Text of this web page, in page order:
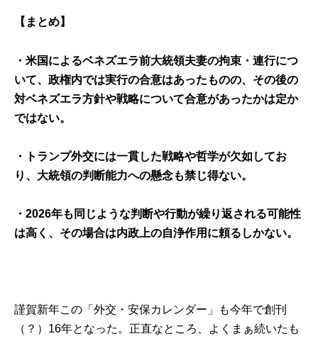
【まとめ】
・米国によるベネズエラ前大統領夫妻の拘束・連行につ
いて、政権内では実行の合意はあったものの、その後の
対ベネズエラ方針や戦略について合意があったかは定か
ではない。
・トランプ外交には一貫した戦略や哲学が欠如してお
り、大統領の判断能力への懸念も禁じ得ない。
・2026年も同じような判断や行動が繰り返される可能性
は高く、その場合は内政上の自浄作用に頼るしかない。
謹賀新年この「外交・安保カレンダー」も今年で創刊
（？）16年となった。正直なところ、よくまぁ続いたも